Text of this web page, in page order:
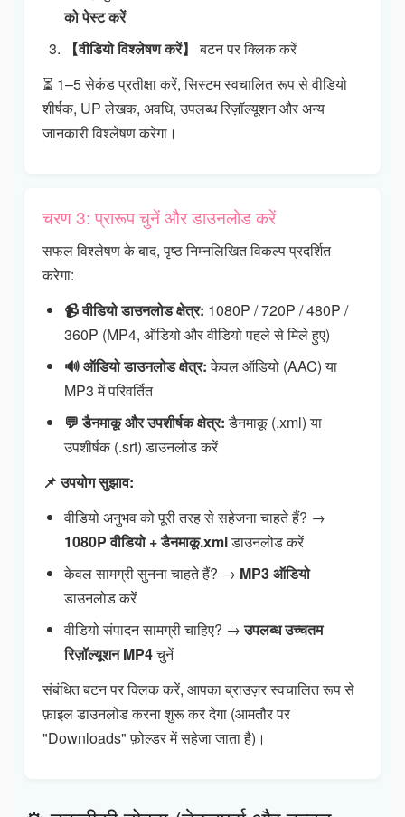
को पेस्ट करें
【वीडियो विश्लेषण करें】 बटन पर क्लिक करें
⏳ 1–5 सेकंड प्रतीक्षा करें, सिस्टम स्वचालित रूप से वीडियो
शीर्षक, UP लेखक, अवधि, उपलब्ध रिज़ॉल्यूशन और अन्य
जानकारी विश्लेषण करेगा।
चरण 3: प्रारूप चुनें और डाउनलोड करें
सफल विश्लेषण के बाद, पृष्ठ निम्नलिखित विकल्प प्रदर्शित
करेगा:
📹 वीडियो डाउनलोड क्षेत्र: 1080P / 720P / 480P /
360P (MP4, ऑडियो और वीडियो पहले से मिले हुए)
🔊 ऑडियो डाउनलोड क्षेत्र:केवल ऑडियो (AAC) या
MP3 में परिवर्तित
💬 डैनमाकू और उपशीर्षक क्षेत्र:डैनमाकू (.xml) या
उपशीर्षक (.srt) डाउनलोड करें
📌 उपयोग सुझाव:
वीडियो अनुभव को पूरी तरह से सहेजना चाहते हैं? →
1080P वीडियो + डैनमाकू.xmlडाउनलोड करें
केवल सामग्री सुनना चाहते हैं? → MP3 ऑडियो
डाउनलोड करें
वीडियो संपादन सामग्री चाहिए? →उपलब्ध उच्चतम
रिज़ॉल्यूशन MP4चुनें
संबंधित बटन पर क्लिक करें, आपका ब्राउज़र स्वचालित रूप से
फ़ाइल डाउनलोड करना शुरू कर देगा (आमतौर पर
"Downloads" फ़ोल्डर में सहेजा जाता है)।